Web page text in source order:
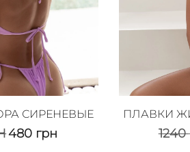
СИРЕНЕВЫЕ
480 грн
ПЛАВКИ
1240